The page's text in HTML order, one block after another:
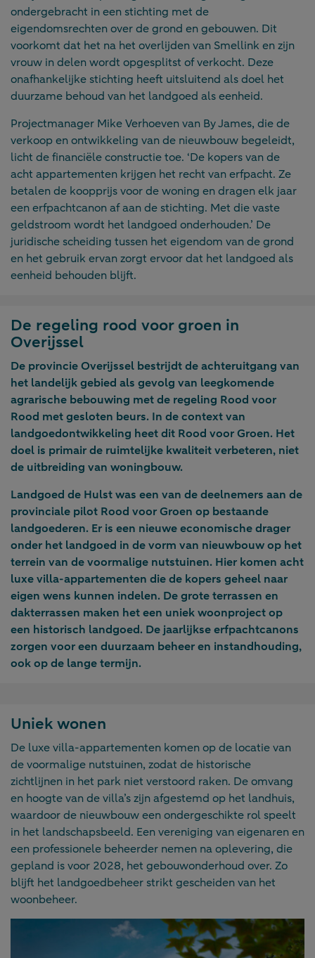
ondergebracht in een stichting met de
eigendomsrechten over de grond en gebouwen. Dit
voorkomt dat het na het overlijden van Smellink en zijn
vrouw in delen wordt opgesplitst of verkocht. Deze
onafhankelijke stichting heeft uitsluitend als doel het
duurzame behoud van het landgoed als eenheid.
Projectmanager Mike Verhoeven van By James, die de
verkoop en ontwikkeling van de nieuwbouw begeleidt,
licht de financiële constructie toe. ‘De kopers van de
acht appartementen krijgen het recht van erfpacht. Ze
betalen de koopprijs voor de woning en dragen elk jaar
een erfpachtcanon af aan de stichting. Met die vaste
geldstroom wordt het landgoed onderhouden.’ De
juridische scheiding tussen het eigendom van de grond
en het gebruik ervan zorgt ervoor dat het landgoed als
eenheid behouden blijft.
De regeling rood voor groen in
Overijssel
De provincie Overijssel bestrijdt de achteruitgang van
het landelijk gebied als gevolg van leegkomende
agrarische bebouwing met de regeling Rood voor
Rood met gesloten beurs. In de context van
landgoedontwikkeling heet dit Rood voor Groen. Het
doel is primair de ruimtelijke kwaliteit verbeteren, niet
de uitbreiding van woningbouw.
Landgoed de Hulst was een van de deelnemers aan de
provinciale pilot Rood voor Groen op bestaande
landgoederen. Er is een nieuwe economische drager
onder het landgoed in de vorm van nieuwbouw op het
terrein van de voormalige nutstuinen. Hier komen acht
luxe villa-appartementen die de kopers geheel naar
eigen wens kunnen indelen. De grote terrassen en
dakterrassen maken het een uniek woonproject op
een historisch landgoed. De jaarlijkse erfpachtcanons
zorgen voor een duurzaam beheer en instandhouding,
ook op de lange termijn.
Uniek wonen
De luxe villa-appartementen komen op de locatie van
de voormalige nutstuinen, zodat de historische
zichtlijnen in het park niet verstoord raken. De omvang
en hoogte van de villa’s zijn afgestemd op het landhuis,
waardoor de nieuwbouw een ondergeschikte rol speelt
in het landschapsbeeld. Een vereniging van eigenaren en
een professionele beheerder nemen na oplevering, die
gepland is voor 2028, het gebouwonderhoud over. Zo
blijft het landgoedbeheer strikt gescheiden van het
woonbeheer.